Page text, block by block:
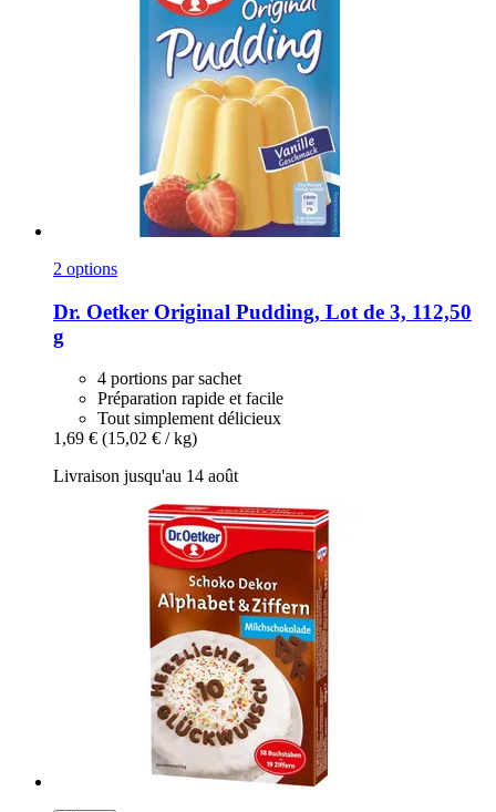
2 options
Dr. Oetker Original Pudding, Lot de 3, 112,50
g
4 portions par sachet
Préparation rapide et facile
Tout simplement délicieux
1,69 € (15,02 € / kg)
Livraison jusqu'au 14 août